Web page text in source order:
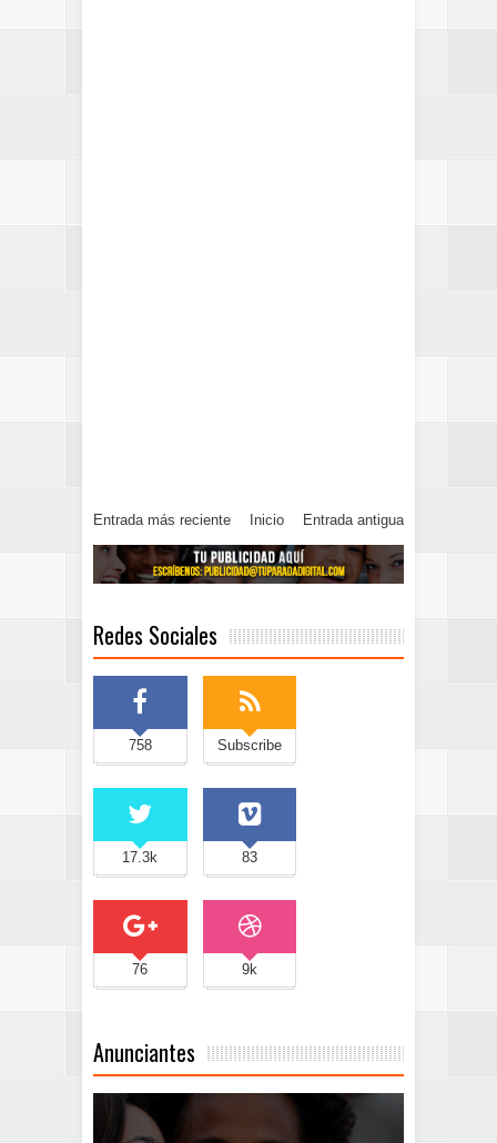
Entrada más reciente Entrada antigua
Inicio
Redes Sociales
758 Subscribe
17.3k 83
76 9k
Anunciantes